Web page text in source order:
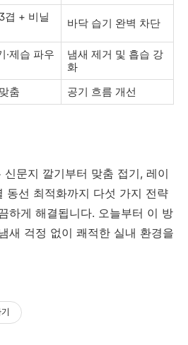
겹 + 비닐
바닥 습기 완벽 차단
·제습 파우
냄새 제거 및 흡습 강
화
춤 공기 흐름 개선
문지 깔기부터 맞춤 접기, 레이
동선 최적화까지 다섯 가지 전략
하게 해결됩니다. 오늘부터 이 방
새 걱정 없이 쾌적한 실내 환경을